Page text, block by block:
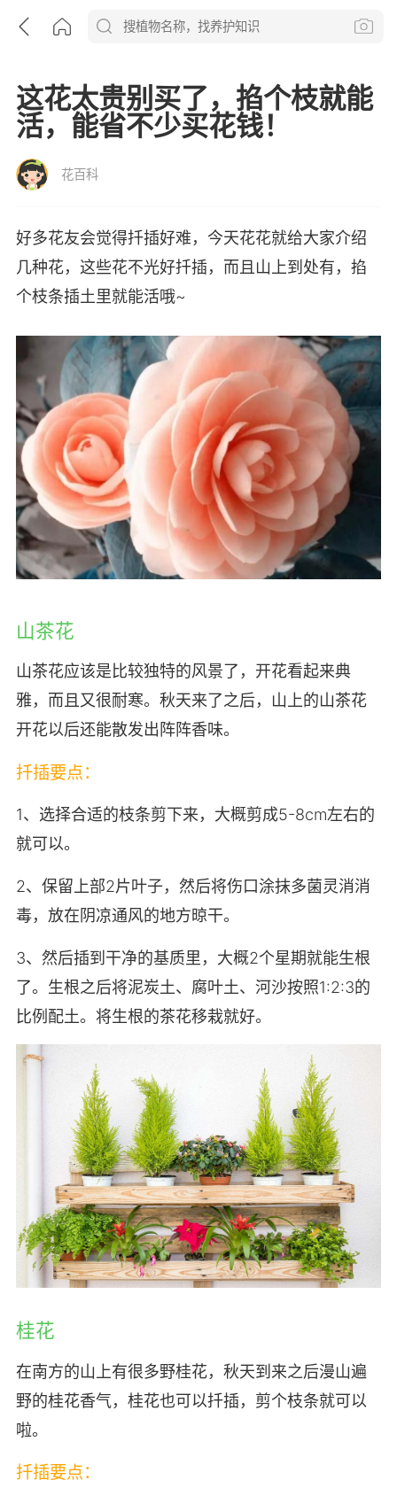
这花太贵别买了，掐个枝就能
活，能省不少买花钱！
花百科
好多花友会觉得扦插好难，今天花花就给大家介绍
几种花，这些花不光好扦插，而且山上到处有，掐
个枝条插土里就能活哦~
山茶花
山茶花应该是比较独特的风景了，开花看起来典
雅，而且又很耐寒。秋天来了之后，山上的山茶花
开花以后还能散发出阵阵香味。
扦插要点：
1、选择合适的枝条剪下来，大概剪成5-8cm左右的
就可以。
2、保留上部2片叶子，然后将伤口涂抹多菌灵消消
毒，放在阴凉通风的地方晾干。
3、然后插到干净的基质里，大概2个星期就能生根
了。生根之后将泥炭土、腐叶土、河沙按照1:2:3的
比例配土。将生根的茶花移栽就好。
桂花
在南方的山上有很多野桂花，秋天到来之后漫山遍
野的桂花香气，桂花也可以扦插，剪个枝条就可以
啦。
扦插要点：